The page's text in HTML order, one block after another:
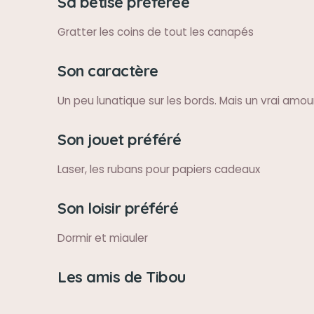
Gratter les coins de tout les canapés
Son caractère
Un peu lunatique sur les bords. Mais un vrai
Son jouet préféré
Laser, les rubans pour papiers cadeaux
Son loisir préféré
Dormir et miauler
Les amis de Tibou